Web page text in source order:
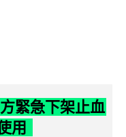
緊急下架止血
用